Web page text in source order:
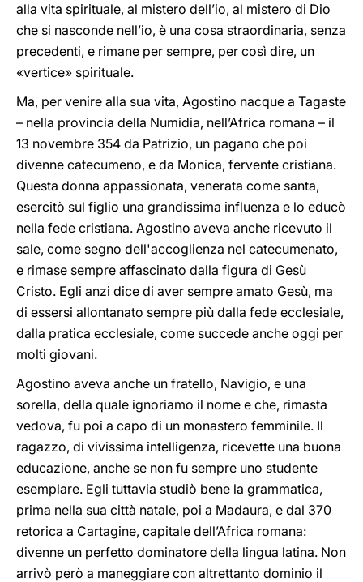
alla vita spirituale, al mistero dell’io, al mistero di Dio
che si nasconde nell’io, è una cosa straordinaria, senza
precedenti, e rimane per sempre, per così dire, un
«vertice» spirituale.
Ma, per venire alla sua vita, Agostino nacque a Tagaste
– nella provincia della Numidia, nell’Africa romana – il
13 novembre 354 da Patrizio, un pagano che poi
divenne catecumeno, e da Monica, fervente cristiana.
Questa donna appassionata, venerata come santa,
esercitò sul figlio una grandissima influenza e lo educò
nella fede cristiana. Agostino aveva anche ricevuto il
sale, come segno dell'accoglienza nel catecumenato,
e rimase sempre affascinato dalla figura di Gesù
Cristo. Egli anzi dice di aver sempre amato Gesù, ma
di essersi allontanato sempre più dalla fede ecclesiale,
dalla pratica ecclesiale, come succede anche oggi per
molti giovani.
Agostino aveva anche un fratello, Navigio, e una
sorella, della quale ignoriamo il nome e che, rimasta
vedova, fu poi a capo di un monastero femminile. Il
ragazzo, di vivissima intelligenza, ricevette una buona
educazione, anche se non fu sempre uno studente
esemplare. Egli tuttavia studiò bene la grammatica,
prima nella sua città natale, poi a Madaura, e dal 370
retorica a Cartagine, capitale dell’Africa romana:
divenne un perfetto dominatore della lingua latina. Non
arrivò però a maneggiare con altrettanto dominio il